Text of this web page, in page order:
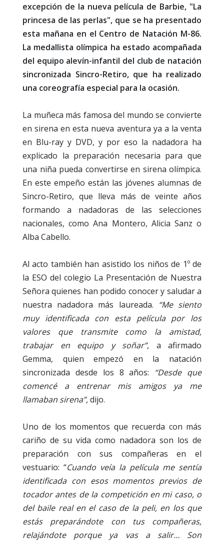
excepción de la nueva película de Barbie, "La
princesa de las perlas", que se ha presentado
esta mañana en el Centro de Natación M-86.
La medallista olímpica ha estado acompañada
del equipo alevín-infantil del club de natación
sincronizada Sincro-Retiro, que ha realizado
una coreografía especial para la ocasión.
La muñeca más famosa del mundo se convierte
en sirena en esta nueva aventura ya a la venta
en Blu-ray y DVD, y por eso la nadadora ha
explicado la preparación necesaria para que
una niña pueda convertirse en sirena olímpica.
En este empeño están las jóvenes alumnas de
Sincro-Retiro, que lleva más de veinte años
formando a nadadoras de las selecciones
nacionales, como Ana Montero, Alicia Sanz o
Alba Cabello.
Al acto también han asistido los niños de 1º de
la ESO del colegio La Presentación de Nuestra
Señora quienes han podido conocer y saludar a
nuestra nadadora más laureada. “Me siento
muy identificada con esta película por los
valores que transmite como la amistad,
trabajar en equipo y soñar”, a afirmado
Gemma, quien empezó en la natación
sincronizada desde los 8 años: “Desde que
comencé a entrenar mis amigos ya me
llamaban sirena”,dijo.
Uno de los momentos que recuerda con más
cariño de su vida como nadadora son los de
preparación con sus compañeras en el
vestuario: “Cuando veía la película me sentía
identificada con esos momentos previos de
tocador antes de la competición en mi caso, o
del baile real en el caso de la peli, en los que
estás preparándote con tus compañeras,
relajándote porque ya vas a salir… Son